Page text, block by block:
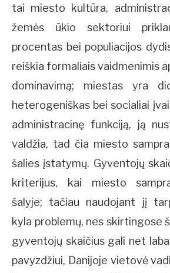
tai miesto kultūra,
žemės ūkio sektoriui
procentas bei populiacijos
reiškia formaliais vaidmenimis
dominavimą; miestas yra
heterogeniškas bei socialiai
administracinę funkciją, ją
valdžia, tad čia miesto
šalies įstatymų. Gyventojų
kriterijus, kai miesto
šalyje; tačiau naudojant jį
kyla problemų, nes skirtingose
gyventojų skaičius gali net
pavyzdžiui, Danijoje vietovė